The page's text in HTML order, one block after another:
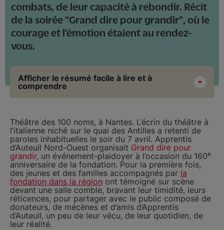
combats, de leur capacité à rebondir. Récit
de la soirée "Grand dire pour grandir", où le
courage et l’émotion étaient au rendez-
vous.
Afficher le résumé facile à lire et à
comprendre
Théâtre des 100 noms, à Nantes. L’écrin du théâtre à
l’italienne niché sur le quai des Antilles a retenti de
paroles inhabituelles le soir du 7 avril. Apprentis
d’Auteuil Nord-Ouest organisait Grand dire pour
grandir, un événement-plaidoyer à l’occasion du 160e
anniversaire de la fondation. Pour la première fois,
des jeunes et des familles accompagnés par la
fondation dans la région ont témoigné sur scène
devant une salle comble, bravant leur timidité, leurs
réticences, pour partager avec le public composé de
donateurs, de mécènes et d’amis d’Apprentis
d’Auteuil, un peu de leur vécu, de leur quotidien, de
leur réalité.